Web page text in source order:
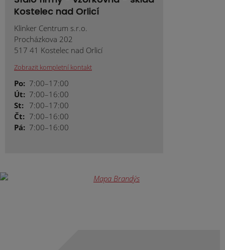
Kostelec nad Orlicí
Klinker Centrum s.r.o.
Procházkova 202
517 41 Kostelec nad Orlicí
Zobrazit kompletní kontakt
Po: 7:00–17:00
Út: 7:00–16:00
St: 7:00–17:00
Čt: 7:00–16:00
Pá: 7:00–16:00